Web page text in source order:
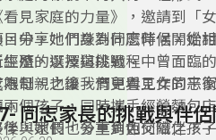
看見家庭的力量》，邀請到「
，分享她們身為同志伴侶，從
經歷的選擇與挑戰。
目中，她們談到什麼時候開始
生殖，以及這段過程中曾面臨
限制，也讓我們更看見女同志
。
為母親之後，育兒與工作的平
兩個孩子，同時攜手經營麵包
伴與家長，多重角色交織之下
後，她們也分享到如何陪伴孩
同志家長的挑戰與伴